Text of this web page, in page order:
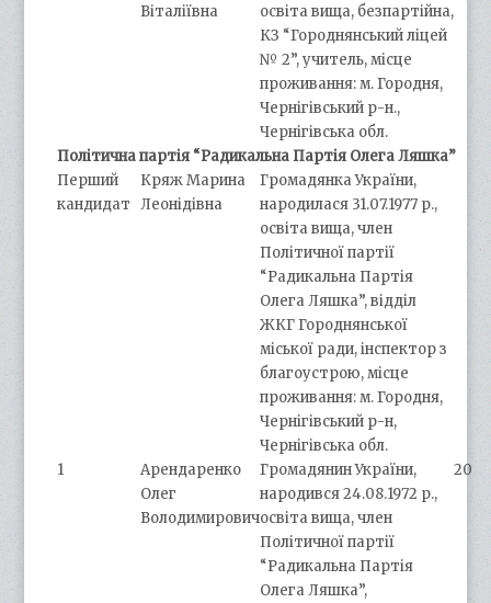
Віталіївна
освіта вища, безпартійна,
КЗ “Городнянський ліцей
№ 2”, учитель, місце
проживання: м. Городня,
Чернігівський р-н.,
Чернігівська обл.
Політична партія “Радикальна Партія Олега Ляшка”
Перший
кандидат
Кряж Марина
Леонідівна
Громадянка України,
народилася 31.07.1977 р.,
освіта вища, член
Політичної партії
“Радикальна Партія
Олега Ляшка”, відділ
ЖКГ Городнянської
міської ради, інспектор з
благоустрою, місце
проживання: м. Городня,
Чернігівський р-н,
Чернігівська обл.
1
Арендаренко
Олег
Володимирович
Громадянин України,
народився 24.08.1972 р.,
освіта вища, член
Політичної партії
“Радикальна Партія
Олега Ляшка”,
20